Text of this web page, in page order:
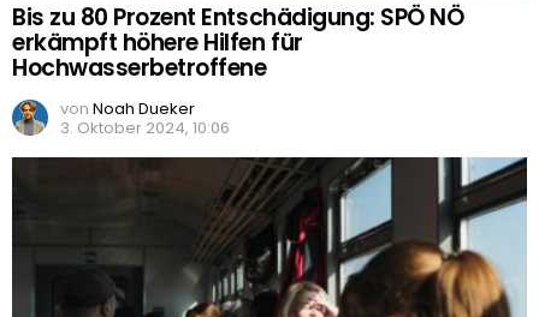
Bis zu 80 Prozent Entschädigung: SPÖ NÖ
erkämpft höhere Hilfen für
Hochwasserbetroffene
von Noah Dueker
3. Oktober 2024, 10:06